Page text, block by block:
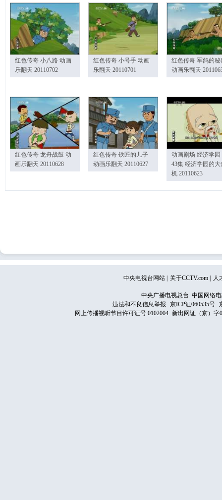
红色传奇 小八路 动画
乐翻天 20110702
红色传奇 小号手 动画
乐翻天 20110701
红色传奇 军鸽的秘
动画乐翻天
红色传奇 龙舟战鼓 动
画乐翻天 20110628
红色传奇 铁匠的儿子
动画乐翻天 20110627
动画剧场 经济学园
43集 经济学园的大
机 20110623
中央电视台网站 关于CCTV.com 人
中央广播电视总台 中国网络
违法和不良信息举报
京ICP证060535号
网上传播视听节目许可证号 0102004 新出网证（京）